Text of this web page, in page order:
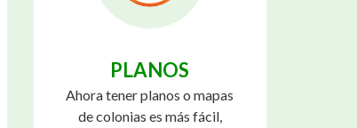
PLANOS
Ahora tener planos o mapas
de colonias es más fácil,